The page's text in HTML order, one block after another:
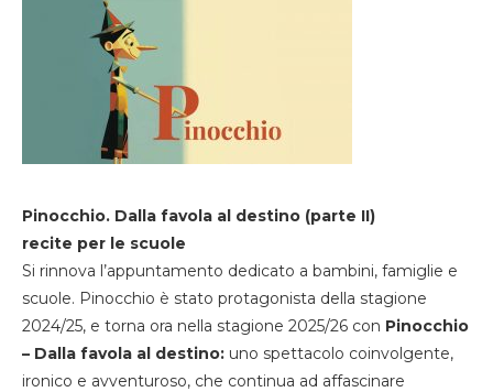
Pinocchio. Dalla favola al destino (parte II)
recite per le scuole
Si rinnova l’appuntamento dedicato a bambini, famiglie e
scuole. Pinocchio è stato protagonista della stagione
2024/25, e torna ora nella stagione 2025/26 con Pinocchio
– Dalla favola al destino: uno spettacolo coinvolgente,
ironico e avventuroso, che continua ad affascinare